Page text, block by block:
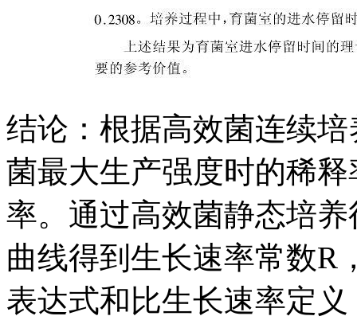
结论：根据高效菌连续
菌最大生产强度时的稀
率。通过高效菌静态培
曲线得到生长速率常数R
表达式和比生长速率定